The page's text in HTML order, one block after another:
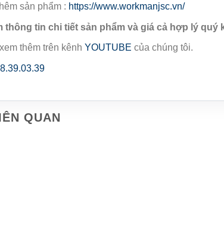
sản phẩm : https://www.workmanjsc.vn/
thông tin chi tiết sản phẩm và giá cả hợp lý
thêm trên kênh YOUTUBE của chúng tôi.
QUAN